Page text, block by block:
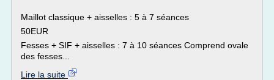
Maillot classique + aisselles : 5 à 7 séances
50EUR
Fesses + SIF + aisselles : 7 à 10 séances Comprend ovale
des fesses...
Lire la suite